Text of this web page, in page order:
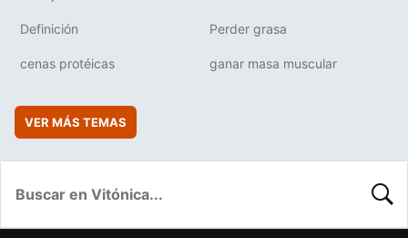
Definición Perder grasa
cenas protéicas ganar masa muscular
VER MÁS TEMAS